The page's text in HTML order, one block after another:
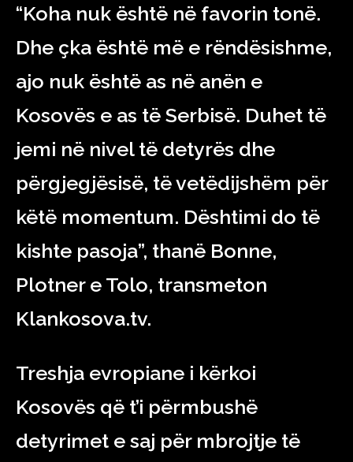
“Koha nuk është në favorin tonë.
Dhe çka është më e rëndësishme,
ajo nuk është as në anën e
Kosovës e as të Serbisë. Duhet të
jemi në nivel të detyrës dhe
përgjegjësisë, të vetëdijshëm për
këtë momentum. Dështimi do të
kishte pasoja”, thanë Bonne,
Plotner e Tolo, transmeton
Klankosova.tv.
Treshja evropiane i kërkoi
Kosovës që t’i përmbushë
detyrimet e saj për mbrojtje të